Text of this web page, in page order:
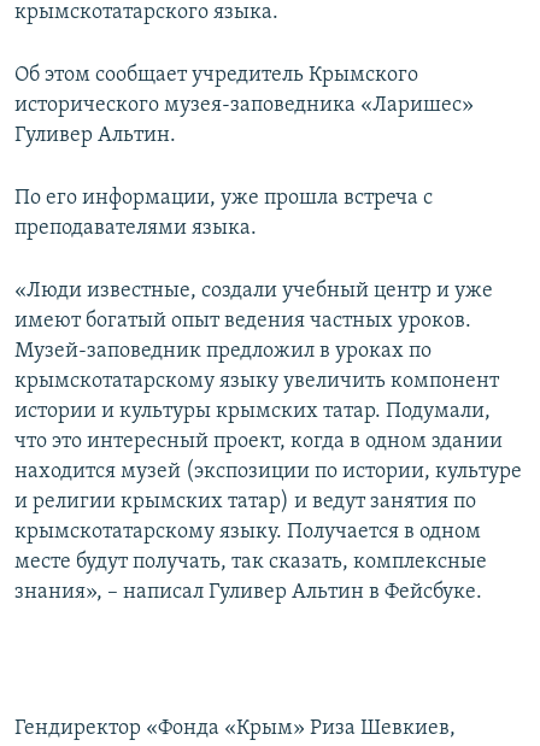
крымскотатарского языка.
Об этом сообщает учредитель Крымского
исторического музея-заповедника «Ларишес»
Гуливер Альтин.
По его информации, уже прошла встреча с
преподавателями языка.
«Люди известные, создали учебный центр и уже
имеют богатый опыт ведения частных уроков.
Музей-заповедник предложил в уроках по
крымскотатарскому языку увеличить компонент
истории и культуры крымских татар. Подумали,
что это интересный проект, когда в одном здании
находится музей (экспозиции по истории, культуре
и религии крымских татар) и ведут занятия по
крымскотатарскому языку. Получается в одном
месте будут получать, так сказать, комплексные
знания», – написал Гуливер Альтин в Фейсбуке.
Гендиректор «Фонда «Крым» Риза Шевкиев,